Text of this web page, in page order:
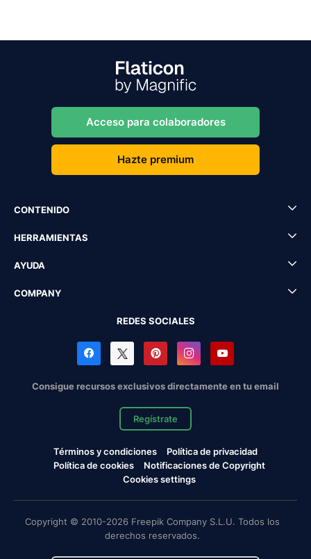
Acceso para colaboradores
Hazte premium
CONTENIDO
HERRAMIENTAS
AYUDA
COMPANY
REDES SOCIALES
Consigue recursos exclusivos directamente en tu email
Regístrate
Términos y condiciones
Política de privacidad
Política de cookies
Notificaciones de Copyright
Cookies settings
Copyright © 2010-2026 Freepik Company S.L.U. Todos los
derechos reservados.